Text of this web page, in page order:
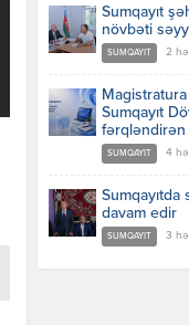
Sumqayıt
növbəti
SUMQAYIT 2
Sumqayıt
fərqləndirən
SUMQAYIT 4
davam edir
SUMQAYIT 3